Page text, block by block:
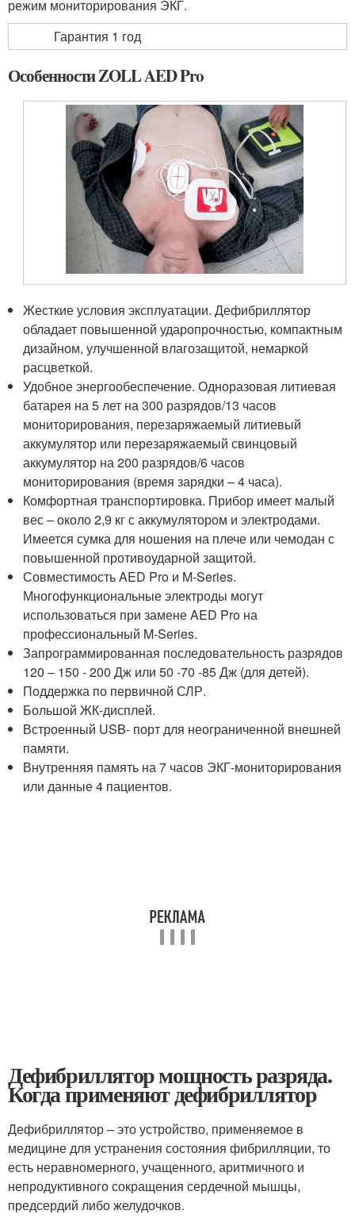
режим мониторирования ЭКГ.
Гарантия 1 год
Особенности ZOLL AED Pro
Жесткие условия эксплуатации. Дефибриллятор
обладает повышенной ударопрочностью, компактным
дизайном, улучшенной влагозащитой, немаркой
расцветкой.
Удобное энергообеспечение. Одноразовая литиевая
батарея на 5 лет на 300 разрядов/13 часов
мониторирования, перезаряжаемый литиевый
аккумулятор или перезаряжаемый свинцовый
аккумулятор на 200 разрядов/6 часов
мониторирования (время зарядки – 4 часа).
Комфортная транспортировка. Прибор имеет малый
вес – около 2,9 кг с аккумулятором и электродами.
Имеется сумка для ношения на плече или чемодан с
повышенной противоударной защитой.
Совместимость AED Pro и M-Series.
Многофункциональные электроды могут
использоваться при замене AED Pro на
профессиональный M-Series.
Запрограммированная последовательность разрядов
120 – 150 - 200 Дж или 50 -70 -85 Дж (для детей).
Поддержка по первичной СЛР.
Большой ЖК-дисплей.
Встроенный USB- порт для неограниченной внешней
памяти.
Внутренняя память на 7 часов ЭКГ-мониторирования
или данные 4 пациентов.
Дефибриллятор мощность разряда.
Когда применяют дефибриллятор
Дефибриллятор – это устройство, применяемое в
медицине для устранения состояния фибрилляции, то
есть неравномерного, учащенного, аритмичного и
непродуктивного сокращения сердечной мышцы,
предсердий либо желудочков.